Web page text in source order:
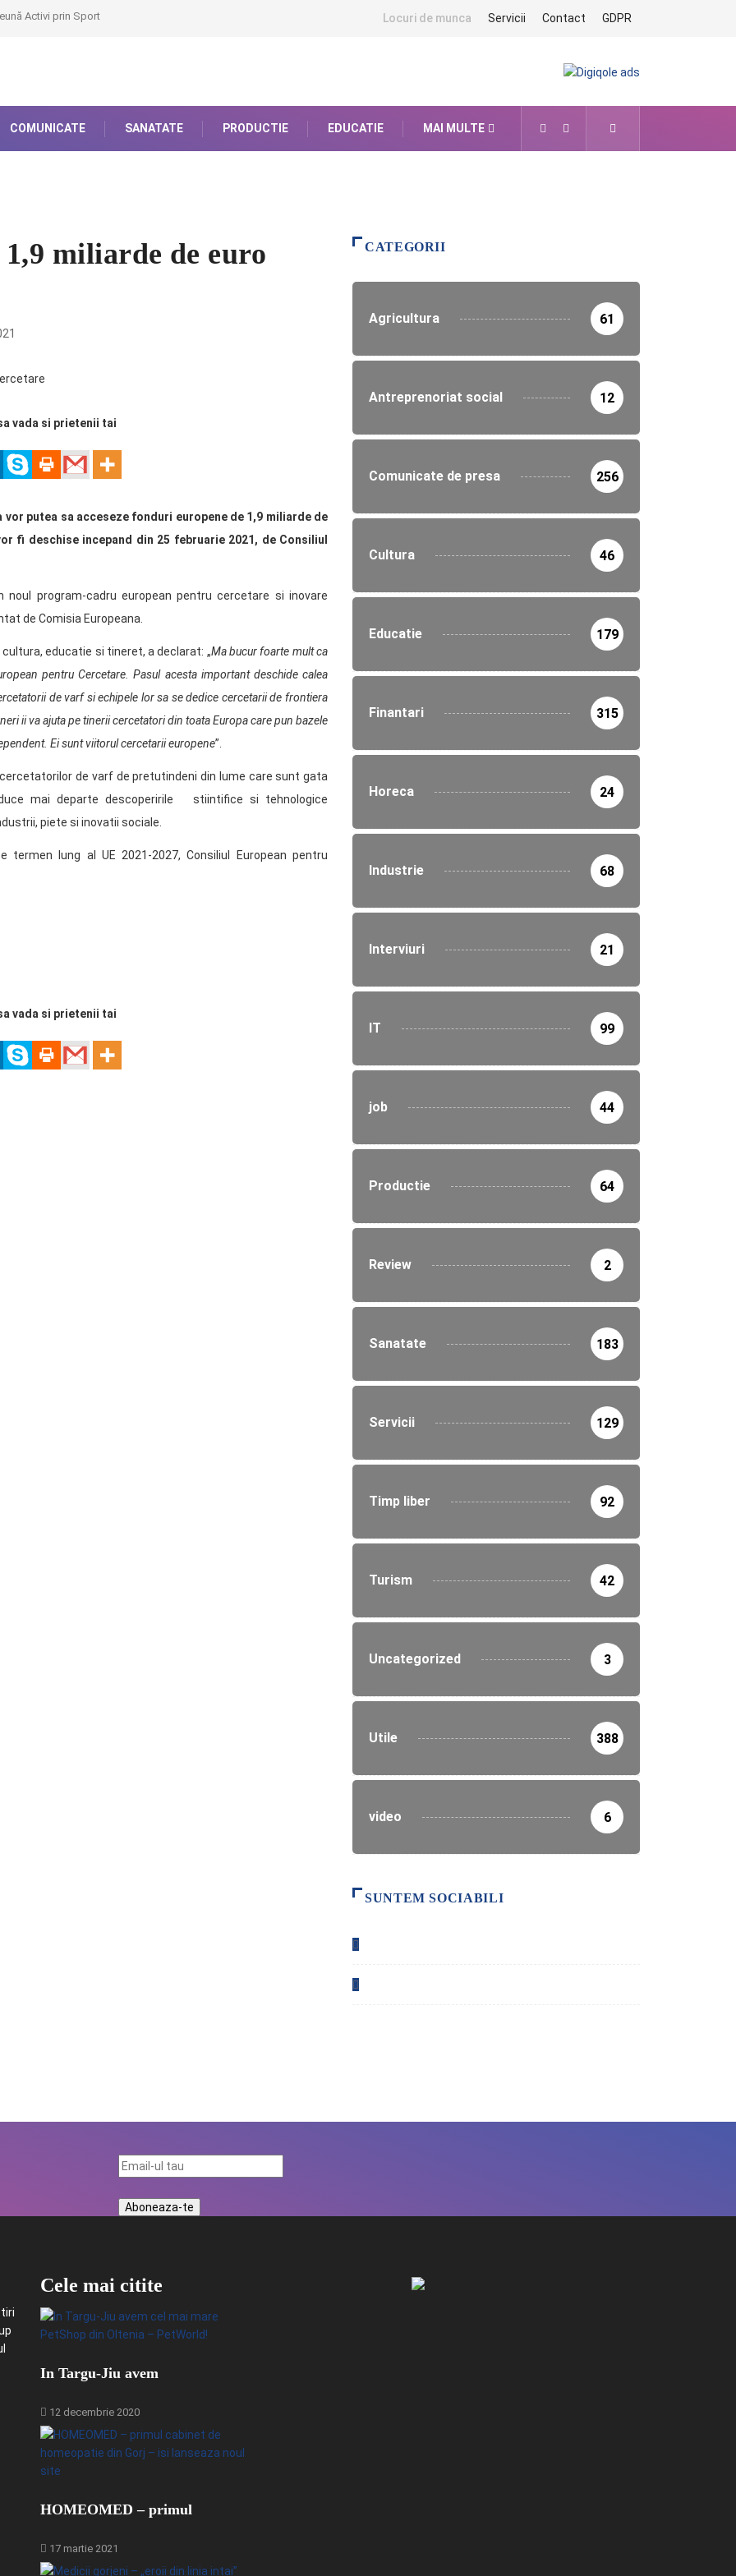
Activi prin Sport Locuri de munca Servicii Contact GDPR
COMUNICATE SANATATE PRODUCTIE EDUCATIE MAI MULTE
miliarde de euro
vada si prietenii tai
putea sa acceseze fonduri europene de 1,9 miliarde de
fi deschise incepand din 25 februarie 2021, de Consiliul
noul program-cadru european pentru cercetare si inovare
de Comisia Europeana.
educatie si tineret, a declarat: „Ma bucur foarte mult ca
pentru Cercetare. Pasul acesta important deschide calea
de varf si echipele lor sa se dedice cercetarii de frontiera
ii va ajuta pe tinerii cercetatori din toata Europa care pun bazele
Ei sunt viitorul cercetarii europene”.
de varf de pretutindeni din lume care sunt gata
mai departe descoperirile stiintifice si tehnologice
piete si inovatii sociale.
lung al UE 2021-2027, Consiliul European pentru
vada si prietenii tai
CATEGORII
Agricultura 61
Antreprenoriat social 12
Comunicate de presa 256
Cultura 46
Educatie 179
Finantari 315
Horeca 24
Industrie 68
Interviuri 21
IT 99
job 44
Productie 64
Review 2
Sanatate 183
Servicii 129
Timp liber 92
Turism 42
Uncategorized 3
Utile 388
video 6
SUNTEM SOCIABILI
Cele mai citite
In Targu-Jiu avem
12 decembrie 2020
HOMEOMED – primul
17 martie 2021